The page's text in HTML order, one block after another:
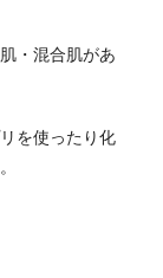
・混合肌があ
を使ったり化